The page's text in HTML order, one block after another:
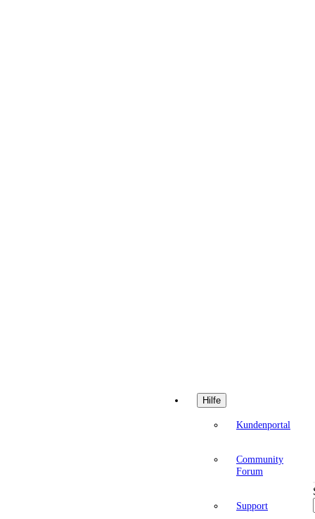
Hilfe
Kundenportal
Community
Forum
Support